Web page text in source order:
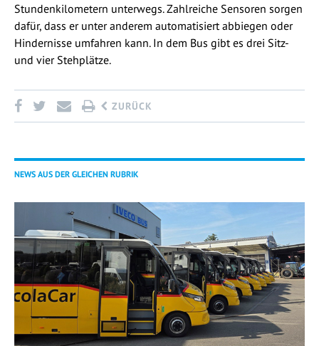
Stundenkilometern unterwegs. Zahlreiche Sensoren sorgen
dafür, dass er unter anderem automatisiert abbiegen oder
Hindernisse umfahren kann. In dem Bus gibt es drei Sitz-
und vier Stehplätze.
ZURÜCK
NEWS AUS DER GLEICHEN RUBRIK